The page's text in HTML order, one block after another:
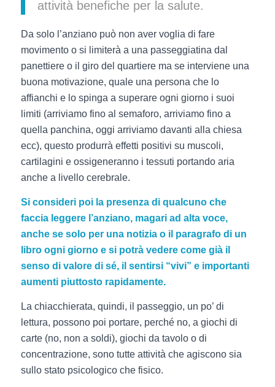
attività benefiche per la salute.
Da solo l’anziano può non aver voglia di fare
movimento o si limiterà a una passeggiatina dal
panettiere o il giro del quartiere ma se interviene una
buona motivazione, quale una persona che lo
affianchi e lo spinga a superare ogni giorno i suoi
limiti (arriviamo fino al semaforo, arriviamo fino a
quella panchina, oggi arriviamo davanti alla chiesa
ecc), questo produrrà effetti positivi su muscoli,
cartilagini e ossigeneranno i tessuti portando aria
anche a livello cerebrale.
Si consideri poi la presenza di qualcuno che
faccia leggere l’anziano, magari ad alta voce,
anche se solo per una notizia o il paragrafo di un
libro ogni giorno e si potrà vedere come già il
senso di valore di sé, il sentirsi “vivi” e importanti
aumenti piuttosto rapidamente.
La chiacchierata, quindi, il passeggio, un po’ di
lettura, possono poi portare, perché no, a giochi di
carte (no, non a soldi), giochi da tavolo o di
concentrazione, sono tutte attività che agiscono sia
sullo stato psicologico che fisico.